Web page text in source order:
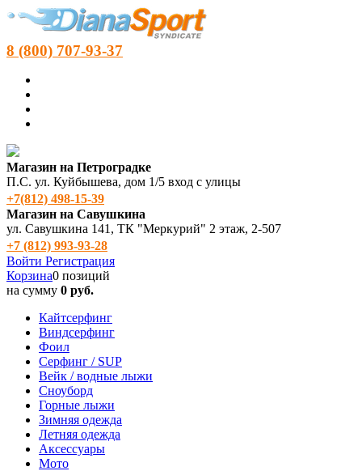
8 (800) 707-93-37
Магазин на Петроградке
П.С. ул. Куйбышева, дом 1/5 вход с улицы
+7(812) 498‑15-39
Магазин на Савушкина
ул. Савушкина 141, ТК "Меркурий" 2 этаж, 2-507
+7 (812) 993-93-28
Войти Регистрация
Корзина0 позиций
на сумму 0 руб.
Кайтсерфинг
Виндсерфинг
Фоил
Серфинг / SUP
Вейк / водные лыжи
Сноуборд
Горные лыжи
Зимняя одежда
Летняя одежда
Аксессуары
Мото